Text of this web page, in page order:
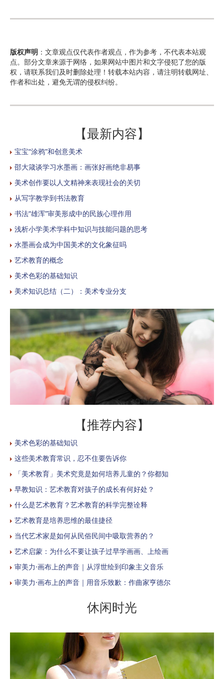
版权声明 ：文章观点仅代表作者观点，作为参考，不代表本站观
点。部分文章来源于网络，如果网站中图片和文字侵犯了您的版
权，请联系我们及时删除处理！转载本站内容，请注明转载网址、
作者和出处，避免无谓的侵权纠纷。
【最新内容】
宝宝“涂鸦”和创意美术
邵大箴谈学习水墨画：画张好画绝非易事
美术创作要以人文精神来表现社会的关切
从写字教学到书法教育
书法“雄浑”审美形成中的民族心理作用
浅析小学美术学科中知识与技能问题的思考
水墨画会成为中国美术的文化象征吗
艺术教育的概念
美术色彩的基础知识
美术知识总结（二）：美术专业分支
【推荐内容】
美术色彩的基础知识
这些美术教育常识，忍不住要告诉你
「美术教育」美术究竟是如何培养儿童的？你都知
早教知识：艺术教育对孩子的成长有何好处？
什么是艺术教育？艺术教育的科学完整诠释
艺术教育是培养思维的最佳捷径
当代艺术家是如何从民俗民间中吸取营养的？
艺术启蒙：为什么不要让孩子过早学画画、上绘画
审美力·画布上的声音｜从浮世绘到印象主义音乐
审美力·画布上的声音｜用音乐致歉：作曲家亨德尔
休闲时光